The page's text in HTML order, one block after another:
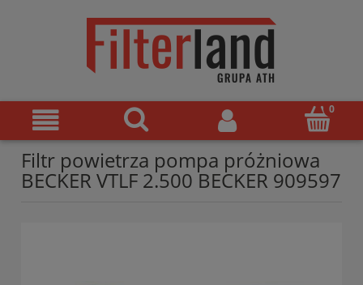
Filtr powietrza pompa próżniowa
BECKER VTLF 2.500 BECKER 909597